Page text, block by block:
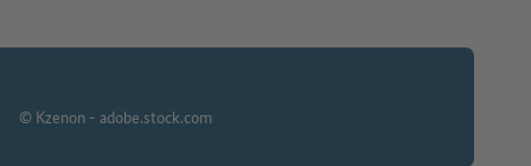
© Kzenon - adobe.stock.com